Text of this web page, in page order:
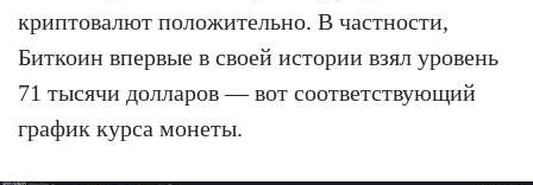
криптовалют положительно. В частности,
Биткоин впервые в своей истории взял уровень
71 тысячи долларов — вот соответствующий
график курса монеты.